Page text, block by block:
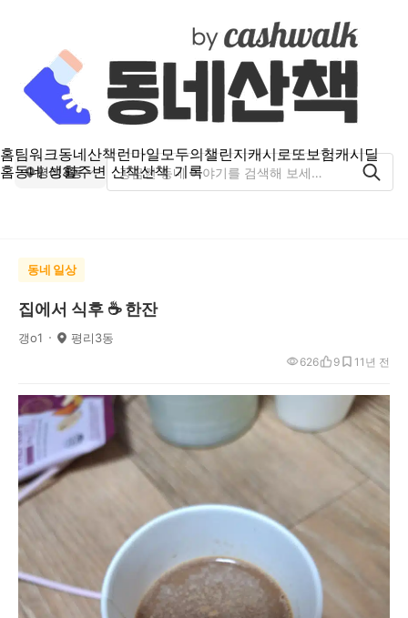
홈팀워크동네산책런마일모두의챌린지캐시로또보험캐시딜
홈동네 생활주변 산책산책 기록
평리3동
동네 일상
집에서 식후 ☕️ 한잔
갱o1 평리3동
1년 전
626 9 1